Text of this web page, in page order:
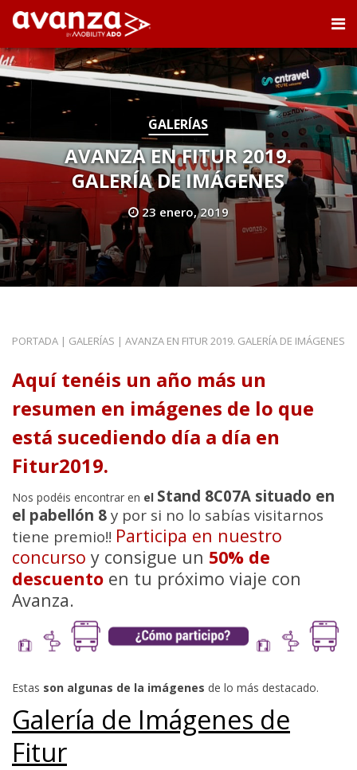
GALERÍAS
AVANZA EN FITUR 2019.
GALERÍA DE IMÁGENES
23 enero, 2019
PORTADA | GALERÍAS | AVANZA EN FITUR 2019. GALERÍA DE IMÁGENES
Aquí tenéis un año más un
resumen en imágenes de lo que
está sucediendo día a día en
Fitur2019.
Nos podéis encontrar en el Stand 8C07A situado en
el pabellón 8 y por si no lo sabías visitarnos
tiene premio!! Participa en nuestro
concurso y consigue un 50% de
descuento en tu próximo viaje con
Avanza.
Estas son algunas de la imágenes de lo más destacado.
Galería de Imágenes de
Fitur